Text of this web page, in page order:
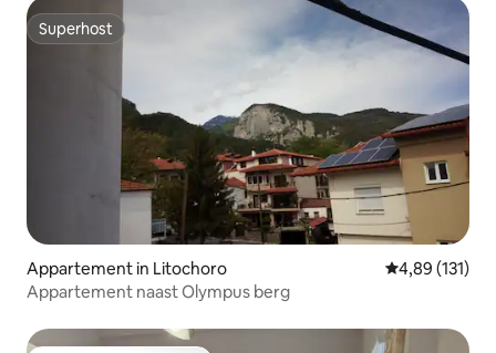
Superhost
Superhost
Appartement in Litochoro Gemiddelde
4,89 (131)
Appartement naast Olympus berg